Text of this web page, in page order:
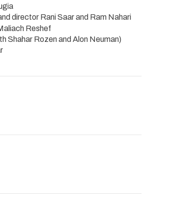
director Rani Saar and Ram Nahari
Reshef
Shahar Rozen and Alon Neuman)